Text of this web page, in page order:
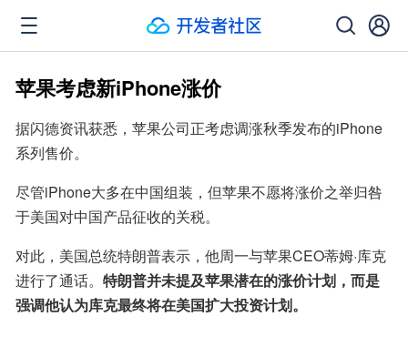
苹果考虑新iPhone涨价
据闪德资讯获悉，苹果公司正考虑调涨秋季发布的iPhone
系列售价。
尽管iPhone大多在中国组装，但苹果不愿将涨价之举归咎
于美国对中国产品征收的关税。
对此，美国总统特朗普表示，他周一与苹果CEO蒂姆·库克
进行了通话。 特朗普并未提及苹果潜在的涨价计划，而是
强调他认为库克最终将在美国扩大投资计划。